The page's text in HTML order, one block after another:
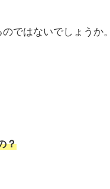
ではないでしょうか。
？